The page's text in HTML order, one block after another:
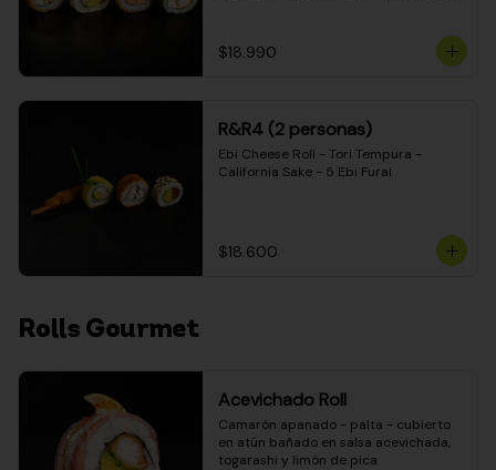
ciboulette) 10 (Pollo teriyaki - palta -
envuelto en queso crema)
$18.990
R&R4 (2 personas)
Ebi Cheese Roll - Tori Tempura -
California Sake - 5 Ebi Furai
$18.600
Rolls Gourmet
Acevichado Roll
Camarón apanado - palta - cubierto
en atún bañado en salsa acevichada,
togarashi y limón de pica